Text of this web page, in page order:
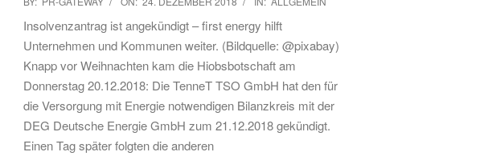
12-
24
Insolvenzantrag ist angekündigt – first energy hilft
Unternehmen und Kommunen weiter. (Bildquelle: @pixabay)
Knapp vor Weihnachten kam die Hiobsbotschaft am
Donnerstag 20.12.2018: Die TenneT TSO GmbH hat den für
die Versorgung mit Energie notwendigen Bilanzkreis mit der
DEG Deutsche Energie GmbH zum 21.12.2018 gekündigt.
Einen Tag später folgten die anderen